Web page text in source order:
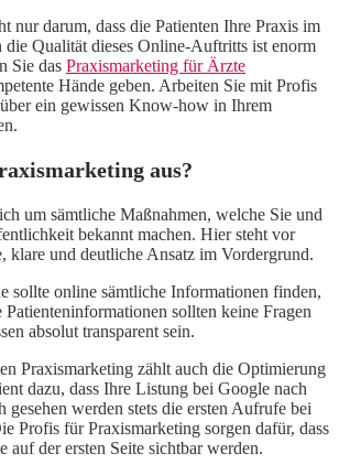
nur darum, dass die Patienten Ihre Praxis im
Qualität dieses Online-Auftritts ist enorm
Sie das Praxismarketing für Ärzte
Hände geben. Arbeiten Sie mit Profis
ein gewissen Know-how in Ihrem
aus?
um sämtliche Maßnahmen, welche Sie und
bekannt machen. Hier steht vor
klare und deutliche Ansatz im Vordergrund.
sollte online sämtliche Informationen finden,
sollten keine Fragen
absolut transparent sein.
Praxismarketing zählt auch die Optimierung
dazu, dass Ihre Listung bei Google nach
gesehen werden stets die ersten Aufrufe bei
Profis für Praxismarketing sorgen dafür, dass
auf der ersten Seite sichtbar werden.